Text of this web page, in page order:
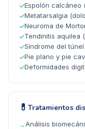
✓Espolón calcáneo
✓Metatarsalgia
✓Neuroma de
✓Tendinitis aquilea
✓Síndrome del
✓Pie plano y pie
✓Deformidades
💊 Tratamientos
→Análisis